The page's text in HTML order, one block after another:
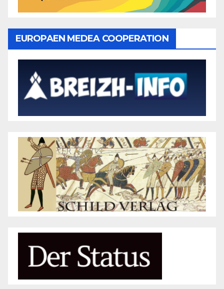
EUROPAEN MEDEA COOPERATION